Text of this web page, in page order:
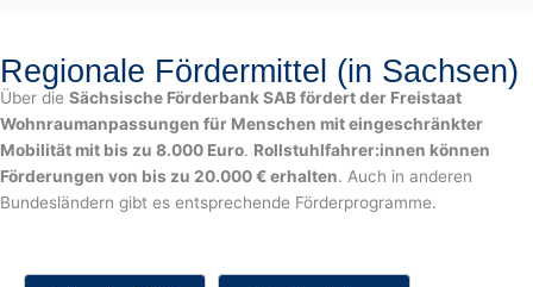
Regionale Fördermittel (in Sachsen)
Über die Sächsische Förderbank SAB fördert der Freistaat
Wohnraumanpassungen für Menschen mit eingeschränkter
Mobilität mit bis zu 8.000 Euro. Rollstuhlfahrer:innen können
Förderungen von bis zu 20.000 € erhalten. Auch in anderen
Bundesländern gibt es entsprechende Förderprogramme.